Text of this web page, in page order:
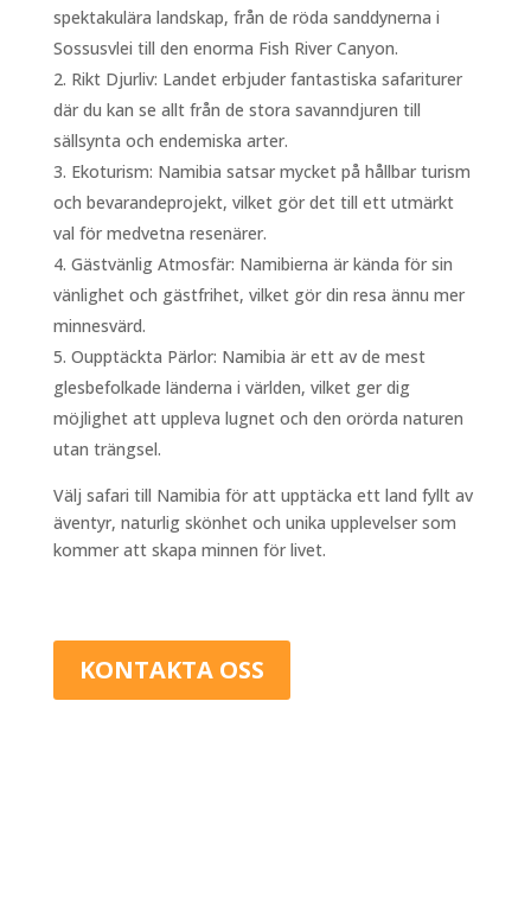
spektakulära landskap, från de röda sanddynerna i
Sossusvlei till den enorma Fish River Canyon.
Rikt Djurliv: Landet erbjuder fantastiska safariturer
där du kan se allt från de stora savanndjuren till
sällsynta och endemiska arter.
Ekoturism: Namibia satsar mycket på hållbar turism
och bevarandeprojekt, vilket gör det till ett utmärkt
val för medvetna resenärer.
Gästvänlig Atmosfär: Namibierna är kända för sin
vänlighet och gästfrihet, vilket gör din resa ännu mer
minnesvärd.
Oupptäckta Pärlor: Namibia är ett av de mest
glesbefolkade länderna i världen, vilket ger dig
möjlighet att uppleva lugnet och den orörda naturen
utan trängsel.
Välj safari till Namibia för att upptäcka ett land fyllt av
äventyr, naturlig skönhet och unika upplevelser som
kommer att skapa minnen för livet.
KONTAKTA OSS